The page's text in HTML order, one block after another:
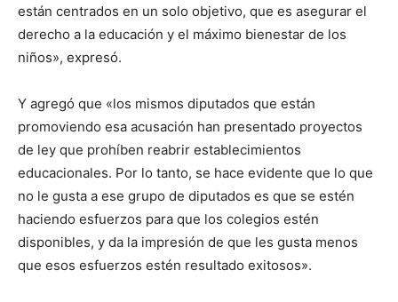
están centrados en un solo objetivo, que es asegurar el
derecho a la educación y el máximo bienestar de los
niños», expresó.
Y agregó que «los mismos diputados que están
promoviendo esa acusación han presentado proyectos
de ley que prohíben reabrir establecimientos
educacionales. Por lo tanto, se hace evidente que lo que
no le gusta a ese grupo de diputados es que se estén
haciendo esfuerzos para que los colegios estén
disponibles, y da la impresión de que les gusta menos
que esos esfuerzos estén resultado exitosos».